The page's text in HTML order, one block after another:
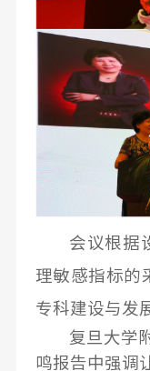
会议根据
理敏感指标的
专科建设与发
复旦大学
鸣报告中强调